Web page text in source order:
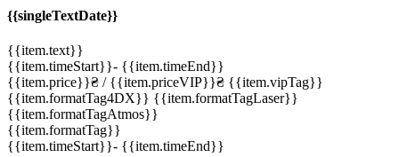
{{singleTextDate}}
{{item.text}}
{{item.timeStart}}- {{item.timeEnd}}
{{item.price}}₴ / {{item.priceVIP}}₴ {{item.vipTag}}
{{item.formatTag4DX}} {{item.formatTagLaser}}
{{item.formatTagAtmos}}
{{item.formatTag}}
{{item.timeStart}}- {{item.timeEnd}}